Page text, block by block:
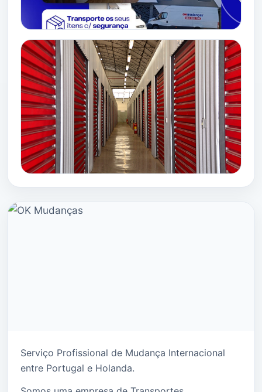
Serviço Profissional de Mudança Internacional
entre Portugal e Holanda.